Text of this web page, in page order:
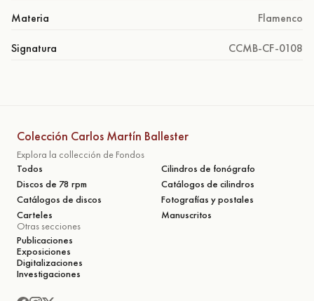
Materia Flamenco
Signatura CCMB-CF-0108
Colección Carlos Martín Ballester
Explora la collección de Fondos
Todos
Cilindros de fonógrafo
Discos de 78 rpm
Catálogos de cilindros
Catálogos de discos
Fotografías y postales
Carteles
Manuscritos
Otras secciones
Publicaciones
Exposiciones
Digitalizaciones
Investigaciones